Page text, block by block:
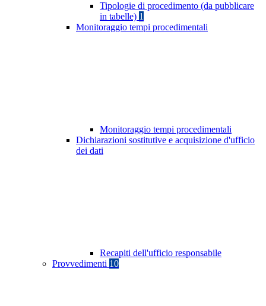
Tipologie di procedimento (da pubblicare
in tabelle) 1
Monitoraggio tempi procedimentali
Monitoraggio tempi procedimentali
Dichiarazioni sostitutive e acquisizione d'ufficio
dei dati
Recapiti dell'ufficio responsabile
Provvedimenti 10